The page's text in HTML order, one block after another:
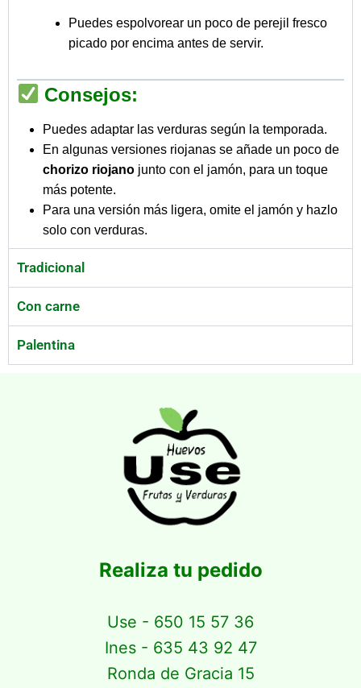
Puedes espolvorear un poco de perejil fresco
picado por encima antes de servir.
Consejos:
Puedes adaptar las verduras según la temporada.
En algunas versiones riojanas se añade un poco de
chorizo riojano junto con el jamón, para un toque
más potente.
Para una versión más ligera, omite el jamón y hazlo
solo con verduras.
Tradicional
Con carne
Palentina
Realiza tu pedido
Use - 650 15 57 36
Ines - 635 43 92 47
Ronda de Gracia 15